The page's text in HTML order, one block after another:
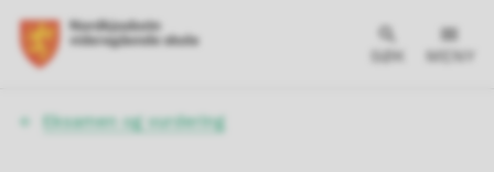
SØK MENY
Du
Eksamen og vurdering